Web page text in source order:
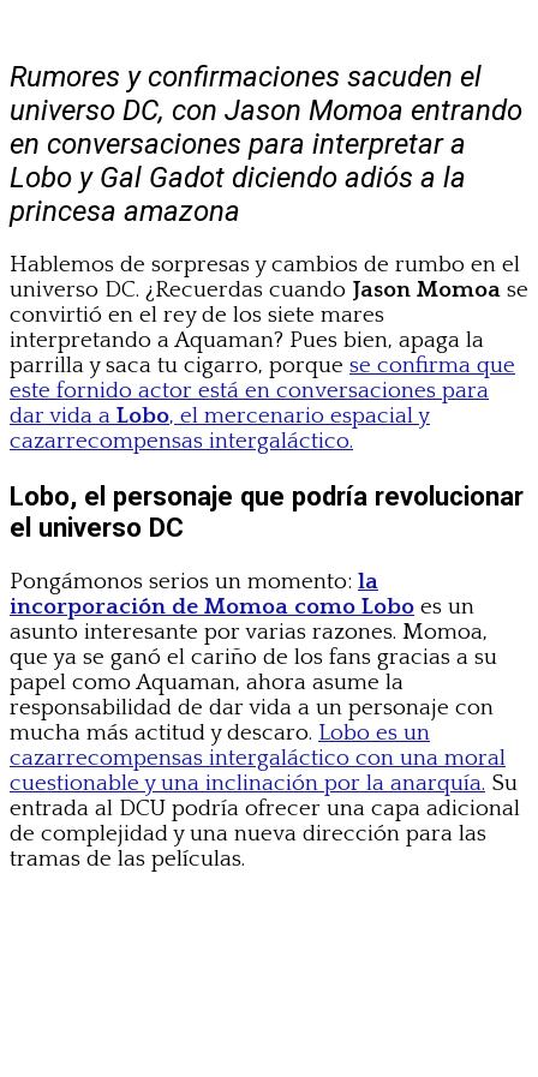
Rumores y confirmaciones sacuden el
universo DC, con Jason Momoa entrando
en conversaciones para interpretar a
Lobo y Gal Gadot diciendo adiós a la
princesa amazona
Hablemos de sorpresas y cambios de rumbo en el
universo DC. ¿Recuerdas cuando Jason Momoa se
convirtió en el rey de los siete mares
interpretando a Aquaman? Pues bien, apaga la
parrilla y saca tu cigarro, porque se confirma que
este fornido actor está en conversaciones para
dar vida a Lobo, el mercenario espacial y
cazarrecompensas intergaláctico.
Lobo, el personaje que podría revolucionar
el universo DC
Pongámonos serios un momento: la
incorporación de Momoa como Lobo es un
asunto interesante por varias razones. Momoa,
que ya se ganó el cariño de los fans gracias a su
papel como Aquaman, ahora asume la
responsabilidad de dar vida a un personaje con
mucha más actitud y descaro. Lobo es un
cazarrecompensas intergaláctico con una moral
cuestionable y una inclinación por la anarquía. Su
entrada al DCU podría ofrecer una capa adicional
de complejidad y una nueva dirección para las
tramas de las películas.